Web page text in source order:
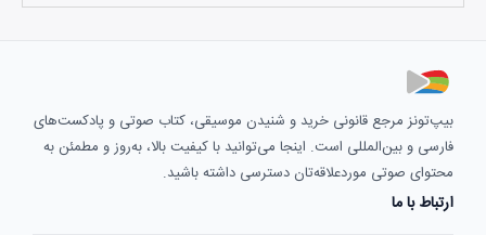
بیپ‌تونز مرجع قانونی خرید و شنیدن موسیقی، کتاب صوتی و پادکست‌های
فارسی و بین‌المللی است. اینجا می‌توانید با کیفیت بالا، به‌روز و مطمئن به
محتوای صوتی موردعلاقه‌تان دسترسی داشته باشید.
ارتباط با ما